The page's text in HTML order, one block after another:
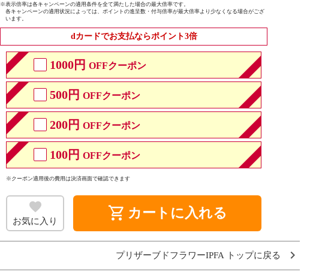
※表示倍率は各キャンペーンの適用条件を全て満たした場合の最大倍率です。
各キャンペーンの適用状況によっては、ポイントの進呈数・付与倍率が最大倍率より少なくなる場合がござ
います。
dカードでお支払ならポイント3倍
1000円 OFFクーポン
500円 OFFクーポン
200円 OFFクーポン
100円 OFFクーポン
※クーポン適用後の費用は決済画面で確認できます
お気に入り shopping_cart カートに入れる
プリザーブドフラワーIPFA トップに戻る